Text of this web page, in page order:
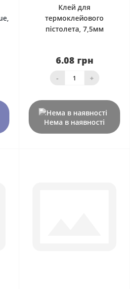
Клей для
термоклейового
пістолета, 7,5мм
6.08 грн
- +
Нема в наявності